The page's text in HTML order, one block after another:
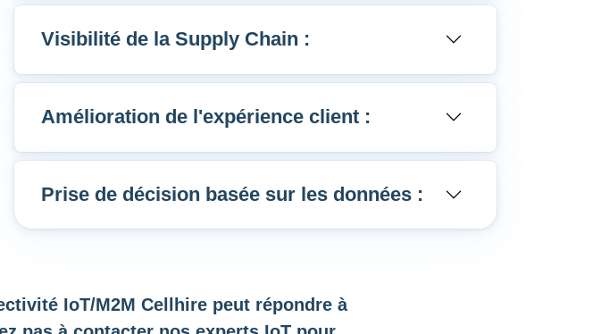
Visibilité de la Supply Chain :
Amélioration de l'expérience client :
Prise de décision basée sur les données :
IoT/M2M Cellhire peut répondre à